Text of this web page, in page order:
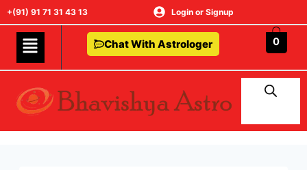
+(91) 91 71 31 43 13 Login or Signup
Chat With Astrologer 0